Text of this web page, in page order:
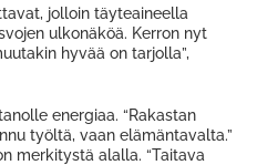
jolloin täyteaineella
ulkonäköä. Kerron nyt
hyvää on tarjolla”,
energiaa. “Rakastan
työltä, vaan elämäntavalta.”
merkitystä alalla. “Taitava